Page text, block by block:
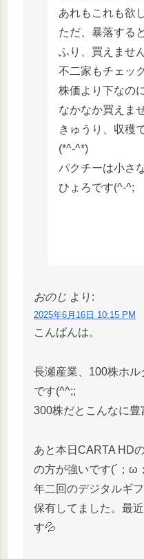
あれもこれも欲
ただ、暴落する
ふり、買えませ
不二家もチェッ
株価より下なの
なかなか買えま
きゅうり、収穫
(*^-^*)
パクチーは小さ
ひょろです(^-^;
おのじ より:
2025年6月16日 10:15 PM
こんばんは。
長瀬産業、100株ホ
です(^^;;
300株だとこんなに豊
あと本日CARTA HD
の方が強いです(´；ω
年二回のデジタルギ
保有してました。最
す💦